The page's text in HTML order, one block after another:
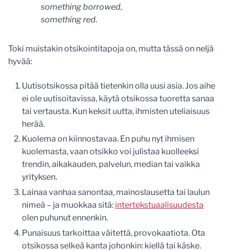
something borrowed,
something red.
Toki muistakin otsikointitapoja on, mutta tässä on neljä
hyvää:
Uutisotsikossa pitää tietenkin olla uusi asia. Jos aihe
ei ole uutisoitavissa, käytä otsikossa tuoretta sanaa
tai vertausta. Kun keksit uutta, ihmisten uteliaisuus
herää.
Kuolema on kiinnostavaa. En puhu nyt ihmisen
kuolemasta, vaan otsikko voi julistaa kuolleeksi
trendin, aikakauden, palvelun, median tai vaikka
yrityksen.
Lainaa vanhaa sanontaa, mainoslausetta tai laulun
nimeä – ja muokkaa sitä: intertekstuaalisuudesta
olen puhunut ennenkin.
Punaisuus tarkoittaa väitettä, provokaatiota. Ota
otsikossa selkeä kanta johonkin: kiellä tai käske.